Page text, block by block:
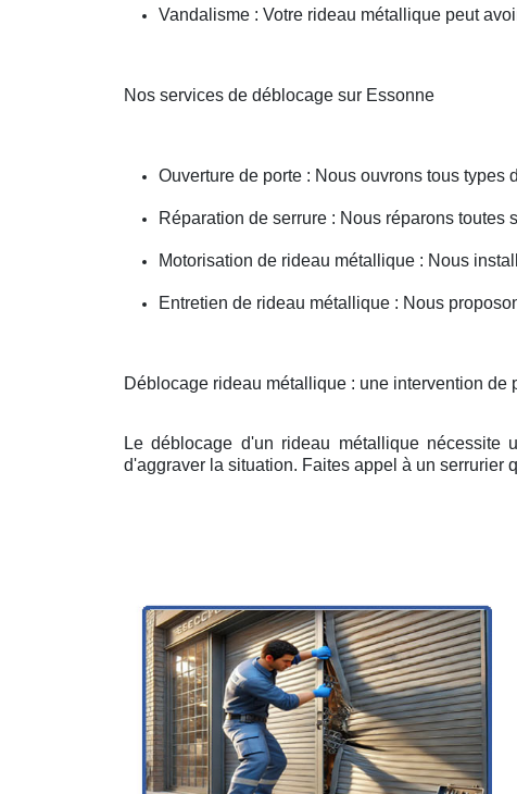
Vandalisme : Votre rideau métallique peut
Nos services de déblocage sur Essonne
Ouverture de porte : Nous ouvrons tous types
Réparation de serrure : Nous réparons toutes
Motorisation de rideau métallique : Nous
Entretien de rideau métallique : Nous
Déblocage rideau métallique : une intervention de
Le déblocage d'un rideau métallique
d'aggraver la situation. Faites appel à un serrurier